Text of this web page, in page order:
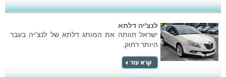
לנצ'יה דלתא
ישראל חוותה את המותג דלתא של לנצ'יה בעבר
היותר רחוק.